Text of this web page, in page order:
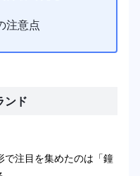
注意点
ンド
で注目を集めたのは「鐘